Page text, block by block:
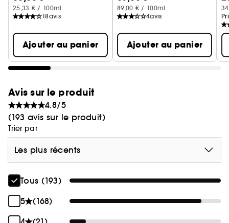
25,33 € / 100ml
18avis
Ajouter au panier
89,00 € / 100ml
4avis
Ajouter au panier
Avis sur le produit
4.8/5
(193 avis sur le produit)
Trier par
Les plus récents
Tous (193)
5
(168)